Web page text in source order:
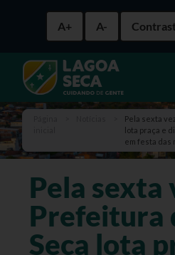
A+ A-
Pela sexta
lota praça e
em festa das
Pela sexta
Prefeitura
Seca lota